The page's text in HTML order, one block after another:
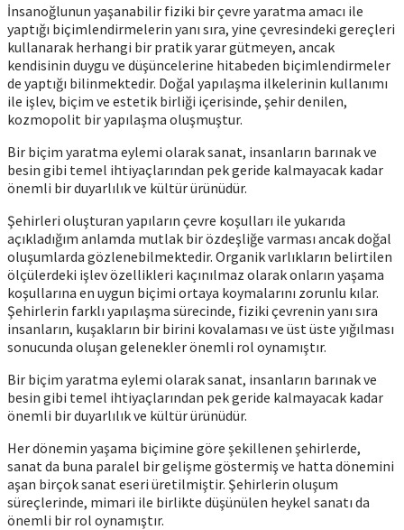
İnsanoğlunun yaşanabilir fiziki bir çevre yaratma amacı ile
yaptığı biçimlendirmelerin yanı sıra, yine çevresindeki gereçleri
kullanarak herhangi bir pratik yarar gütmeyen, ancak
kendisinin duygu ve düşüncelerine hitabeden biçimlendirmeler
de yaptığı bilinmektedir. Doğal yapılaşma ilkelerinin kullanımı
ile işlev, biçim ve estetik birliği içerisinde, şehir denilen,
kozmopolit bir yapılaşma oluşmuştur.
Bir biçim yaratma eylemi olarak sanat, insanların barınak ve
besin gibi temel ihtiyaçlarından pek geride kalmayacak kadar
önemli bir duyarlılık ve kültür ürünüdür.
Şehirleri oluşturan yapıların çevre koşulları ile yukarıda
açıkladığım anlamda mutlak bir özdeşliğe varması ancak doğal
oluşumlarda gözlenebilmektedir. Organik varlıkların belirtilen
ölçülerdeki işlev özellikleri kaçınılmaz olarak onların yaşama
koşullarına en uygun biçimi ortaya koymalarını zorunlu kılar.
Şehirlerin farklı yapılaşma sürecinde, fiziki çevrenin yanı sıra
insanların, kuşakların bir birini kovalaması ve üst üste yığılması
sonucunda oluşan gelenekler önemli rol oynamıştır.
Bir biçim yaratma eylemi olarak sanat, insanların barınak ve
besin gibi temel ihtiyaçlarından pek geride kalmayacak kadar
önemli bir duyarlılık ve kültür ürünüdür.
Her dönemin yaşama biçimine göre şekillenen şehirlerde,
sanat da buna paralel bir gelişme göstermiş ve hatta dönemini
aşan birçok sanat eseri üretilmiştir. Şehirlerin oluşum
süreçlerinde, mimari ile birlikte düşünülen heykel sanatı da
önemli bir rol oynamıştır.